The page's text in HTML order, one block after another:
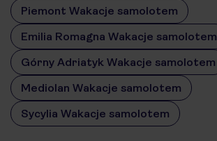
Piemont Wakacje samolotem
Emilia Romagna Wakacje samolotem
Górny Adriatyk Wakacje samolotem
Mediolan Wakacje samolotem
Sycylia Wakacje samolotem